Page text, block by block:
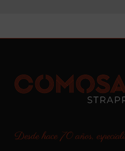
Desde hace 70 años,